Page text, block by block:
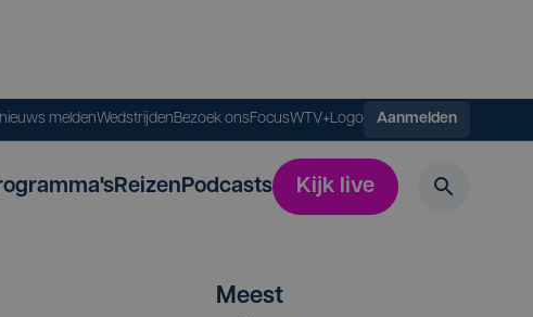
meldenWedstrijdenBezoek onsFocusWTV+Logo Aanmelden
ReizenPodcasts Kijk live
Meest